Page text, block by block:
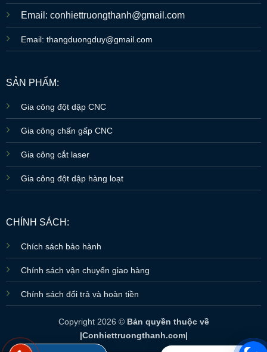
Email: conhiettruongthanh@gmail.com
Email: thangduongduy@gmail.com
SẢN PHẨM:
Gia công đột dập CNC
Gia công chấn gấp CNC
Gia công cắt laser
Gia công đột dập hàng loạt
CHÍNH SÁCH:
Chích sách bảo hành
Chính sách vận chuyển giao hàng
Chính sách đổi trả và hoàn tiền
Copyright 2026 © Bản quyền thuộc về
|Conhiettruongthanh.com|